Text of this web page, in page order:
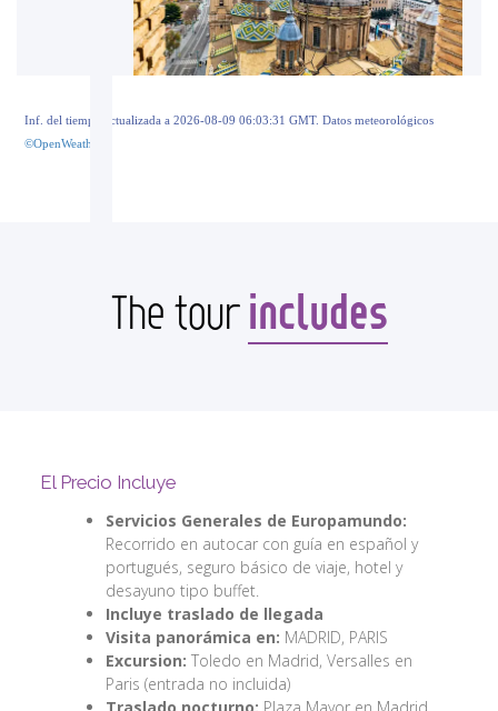
Inf. del tiempo actualizada a 2026-08-09 06:03:31 GMT. Datos meteorológicos
©OpenWeather
The tourincludes
El Precio Incluye
Servicios Generales de Europamundo:
Recorrido en autocar con guía en español y
portugués, seguro básico de viaje, hotel y
desayuno tipo buffet.
Incluye traslado de llegada
Visita panorámica en: MADRID, PARIS
Excursion: Toledo en Madrid, Versalles en
Paris (entrada no incluida)